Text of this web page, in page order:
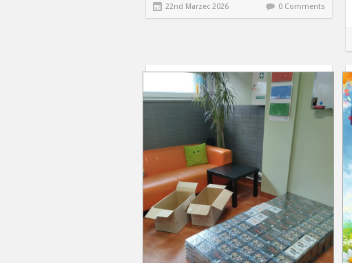
22nd Marzec 2026 0 Comments